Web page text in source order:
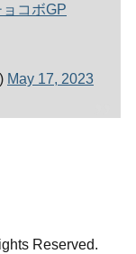
コボGP
May 17, 2023
Reserved.